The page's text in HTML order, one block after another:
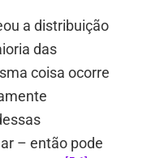
a distribuição
das
coisa ocorre
– então pode